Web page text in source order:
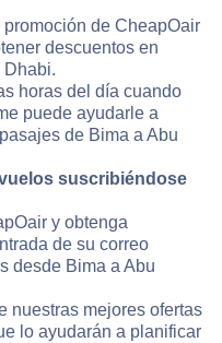
de CheapOair
descuentos en
Dhabi.
horas del día cuando
puede ayudarle a
de Bima a Abu
suscribiéndose
y obtenga
de su correo
desde Bima a Abu
nuestras mejores ofertas
lo ayudarán a planificar